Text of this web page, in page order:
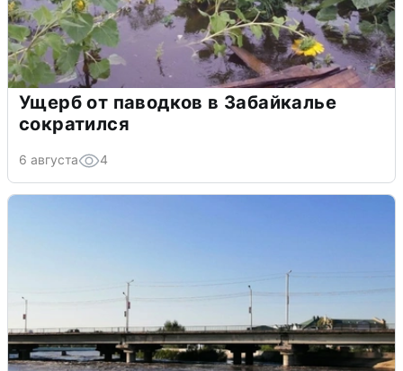
Ущерб от паводков в Забайкалье
сократился
6 августа 4